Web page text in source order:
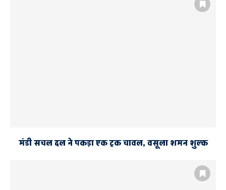
मंडी सचल दल ने पकड़ा एक ट्रक चावल, वसूला शमन शुल्क